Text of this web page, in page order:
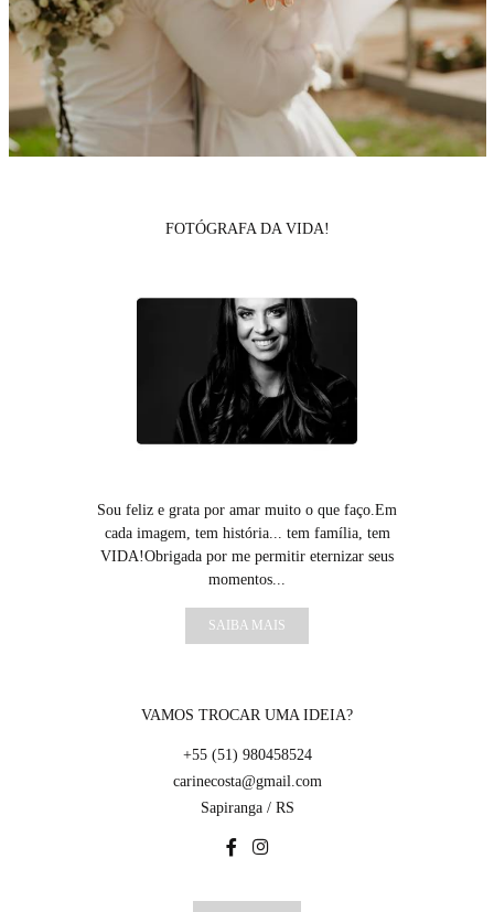
FOTÓGRAFA DA VIDA!
Sou feliz e grata por amar muito o que faço.Em
cada imagem, tem história... tem família, tem
VIDA!Obrigada por me permitir eternizar seus
momentos...
SAIBA MAIS
VAMOS TROCAR UMA IDEIA?
+55 (51) 980458524
carinecosta@gmail.com
Sapiranga / RS